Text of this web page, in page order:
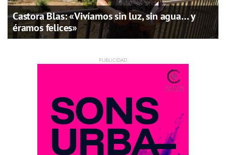
Castora Blas: «Vivíamos sin luz, sin agua… y
éramos felices»